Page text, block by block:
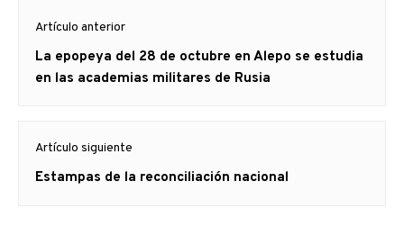
de
entradas
Artículo anterior
Artículo
anterior
La epopeya del 28 de octubre en Alepo se estudia
en las academias militares de Rusia
Artículo siguiente
Artículo
Estampas de la reconciliación nacional